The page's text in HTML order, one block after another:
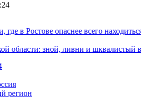
где в Ростове опаснее всего
области: зной, ливни и шквалистый
регион